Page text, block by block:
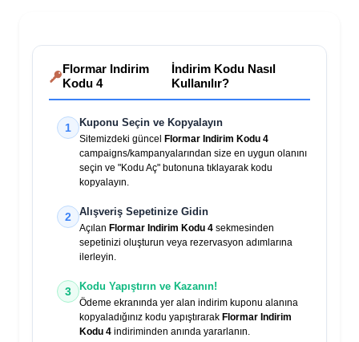
Flormar Indirim
Kodu 4
İndirim Kodu Nasıl
Kullanılır?
1 Kuponu Seçin ve Kopyalayın
Sitemizdeki güncel
Flormar Indirim Kodu 4
campaigns/kampanyalarından size en uygun olanını
seçin ve "Kodu Aç" butonuna tıklayarak kodu
kopyalayın.
2 Alışveriş Sepetinize Gidin
Açılan Flormar Indirim Kodu 4 sekmesinden
sepetinizi oluşturun veya rezervasyon adımlarına
ilerleyin.
3 Kodu Yapıştırın ve Kazanın!
Ödeme ekranında yer alan indirim kuponu alanına
kopyaladığınız kodu yapıştırarak Flormar Indirim
Kodu 4 indiriminden anında yararlanın.